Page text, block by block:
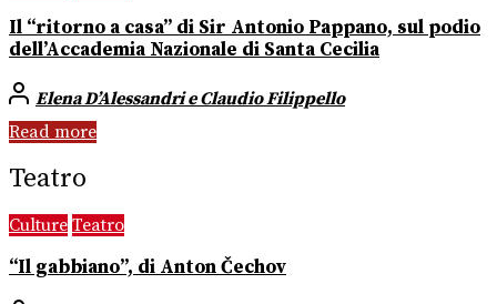
Il “ritorno a casa” di Sir Antonio Pappano, sul podio
dell’Accademia Nazionale di Santa Cecilia
Elena D’Alessandri e Claudio Filippello
Read more
Teatro
Culture Teatro
“Il gabbiano”, di Anton Čechov